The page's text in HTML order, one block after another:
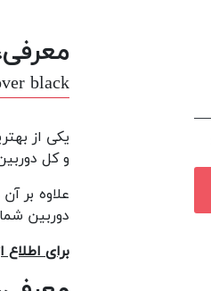
black
یکی از
و کل
علاوه بر
دوربین
برای